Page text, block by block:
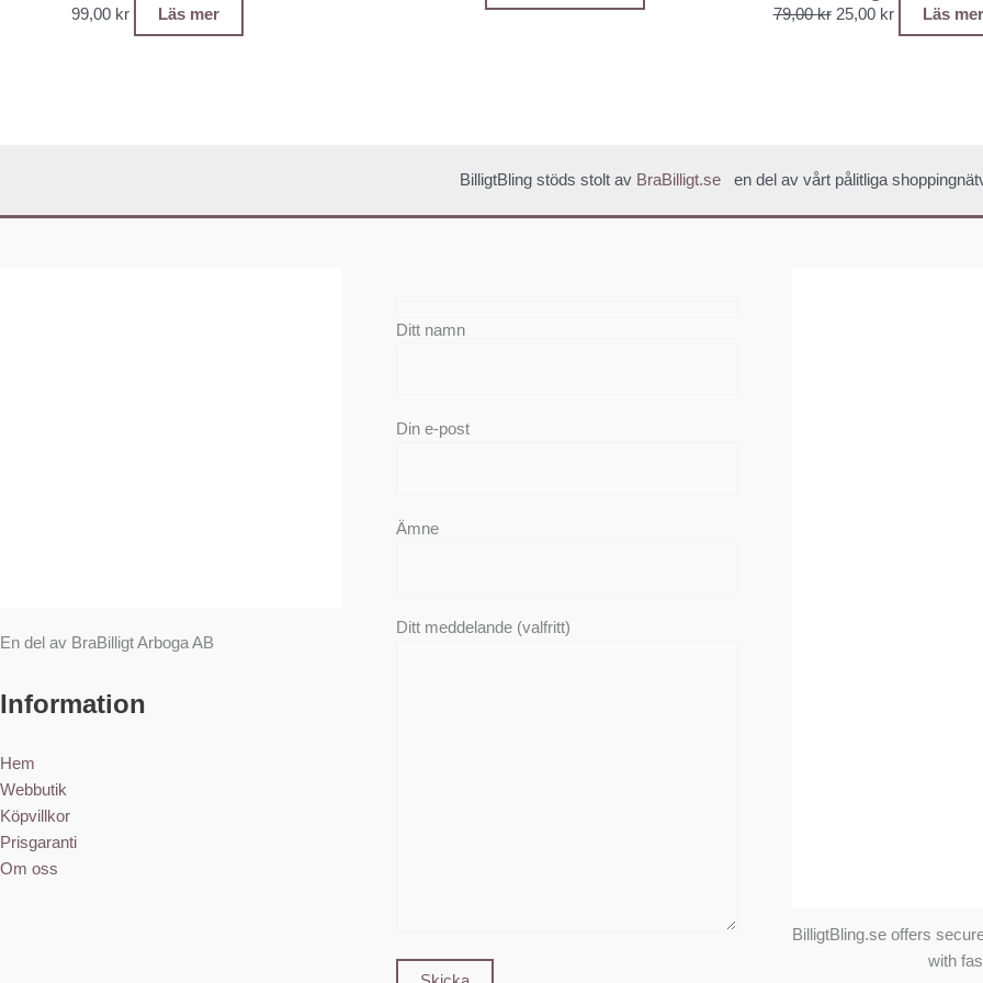
99,00 kr Läs mer 79,00kr 25,00 kr Läs mer
BilligtBling stöds stolt av BraBilligt.se en del av vårt pålitliga
En del av BraBilligt Arboga AB
Information
Hem
Webbutik
Köpvillkor
Prisgaranti
Om oss
Ditt namn
Din e-post
Ämne
Ditt meddelande (valfritt)
BilligtBling.se offers
with